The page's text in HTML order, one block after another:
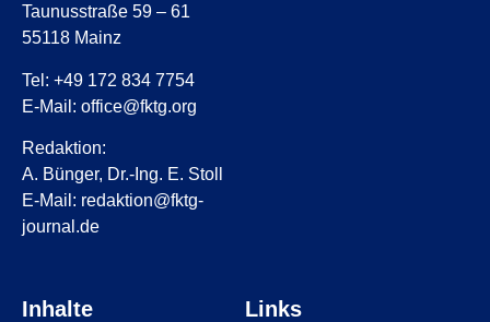
Taunusstraße 59 – 61
55118 Mainz
Tel: +49 172 834 7754
E-Mail: office@fktg.org
Redaktion:
A. Bünger, Dr.-Ing. E. Stoll
E-Mail: redaktion@fktg-
journal.de
Inhalte Links